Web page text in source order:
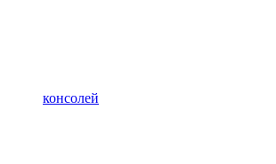
консолей